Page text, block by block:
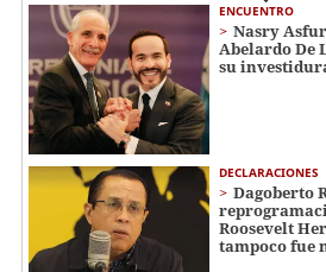
ENCUENTRO
Nasry
Abelardo De
su
DECLARACIONES
Dagoberto
Roosevelt
tampoco fue